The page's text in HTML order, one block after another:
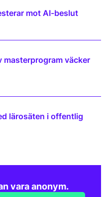
mot AI-beslut
masterprogram väcker
lärosäten i offentlig
vara anonym.